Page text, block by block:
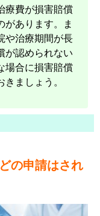
療費が損害賠償
があります。ま
や治療期間が長
が認められない
場合に損害賠償
ましょう。
の申請はされ